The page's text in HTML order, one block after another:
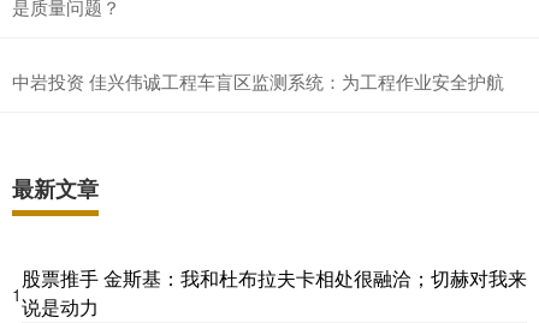
是质量问题？
中岩投资 佳兴伟诚工程车盲区监测系统：为工程作业安全护航
最新文章
1
股票推手 金斯基：我和杜布拉夫卡相处很融洽；切赫对我来
说是动力